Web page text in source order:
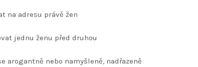
na adresu právě žen
jednu ženu před druhou
arogantně nebo namyšleně, nadřazeně